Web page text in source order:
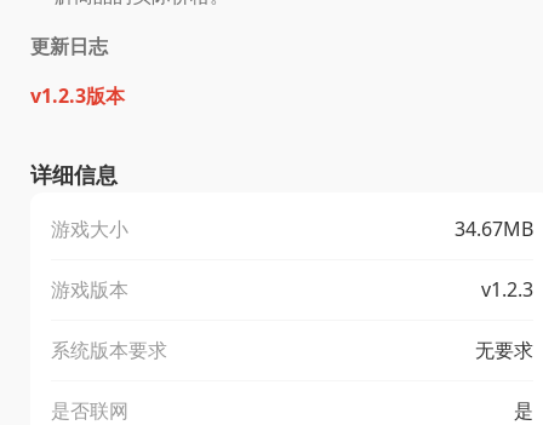
更新日志
v1.2.3版本
详细信息
游戏大小 34.67MB
游戏版本 v1.2.3
系统版本要求 无要求
是否联网 是